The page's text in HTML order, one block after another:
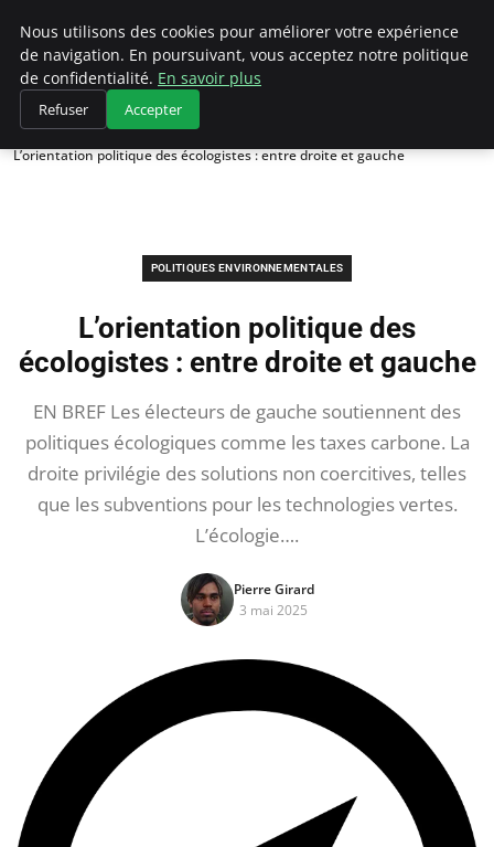
Climategatecountryclub.com
Accueil
Politiques environnementales
L’orientation politique des écologistes : entre droite et gauche
POLITIQUES ENVIRONNEMENTALES
L’orientation politique des
écologistes : entre droite et gauche
EN BREF Les électeurs de gauche soutiennent des
politiques écologiques comme les taxes carbone. La
droite privilégie des solutions non coercitives, telles
que les subventions pour les technologies vertes.
L’écologie….
Pierre Girard
3 mai 2025
Nous utilisons des cookies pour améliorer votre expérience
de navigation. En poursuivant, vous acceptez notre politique
de confidentialité. En savoir plus
Refuser Accepter